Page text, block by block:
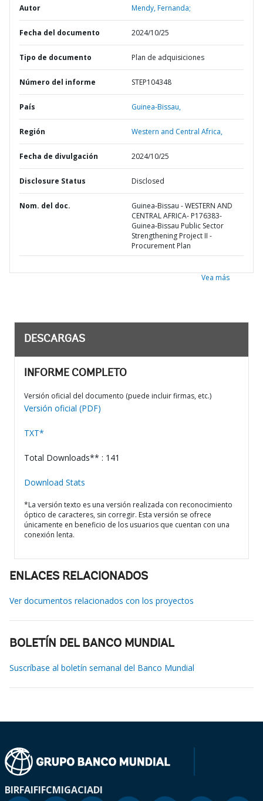
Autor Mendy, Fernanda;
Fecha del documento 2024/10/25
Tipo de documento Plan de adquisiciones
Número del informe STEP104348
País Guinea-Bissau,
Región Western and Central Africa,
Fecha de divulgación 2024/10/25
Disclosure Status Disclosed
Nom. del doc.
Guinea-Bissau - WESTERN AND
CENTRAL AFRICA- P176383-
Guinea-Bissau Public Sector
Strengthening Project II -
Procurement Plan
Vea más
DESCARGAS
INFORME COMPLETO
Versión oficial del documento (puede incluir firmas, etc.)
Versión oficial (PDF)
TXT*
Total Downloads** : 141
Download Stats
*La versión texto es una versión realizada con reconocimiento
óptico de caracteres, sin corregir. Esta versión se ofrece
únicamente en beneficio de los usuarios que cuentan con una
conexión lenta.
ENLACES RELACIONADOS
Ver documentos relacionados con los proyectos
BOLETÍN DEL BANCO MUNDIAL
Suscríbase al boletín semanal del Banco Mundial
BIRFAIFIFCMIGACIADI